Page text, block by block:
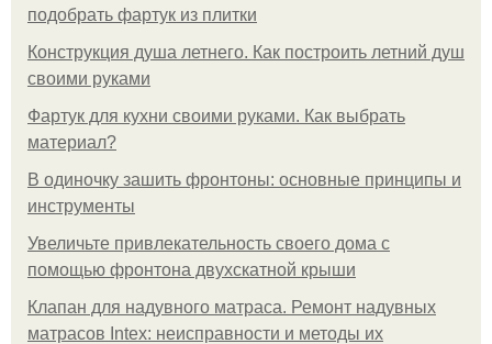
подобрать фартук из плитки
Конструкция душа летнего. Как построить летний душ
своими руками
Фартук для кухни своими руками. Как выбрать
материал?
В одиночку зашить фронтоны: основные принципы и
инструменты
Увеличьте привлекательность своего дома с
помощью фронтона двухскатной крыши
Клапан для надувного матраса. Ремонт надувных
матрасов Intex: неисправности и методы их